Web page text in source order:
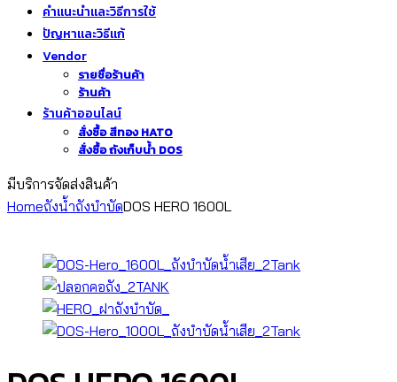
คำแนะนำและวิธีการใช้
ปัญหาและวิธีแก้
Vendor
รายชื่อร้านค้า
ร้านค้า
ร้านค้าออนไลน์
สั่งซื้อ สีทอง HATO
สั่งซื้อ ถังเก็บน้ำ DOS
มีบริการจัดส่งสินค้า
Homeถังน้ำถังบำบัดDOS HERO 1600L